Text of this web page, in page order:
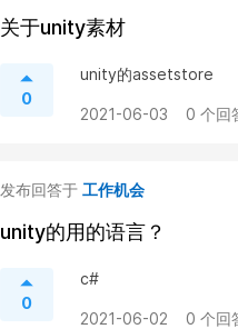
关于unity素材
0
unity的assetstore
2021-06-03 0 个回
发布回答于 工作机会
unity的用的语言？
0
c#
2021-06-02 0 个回